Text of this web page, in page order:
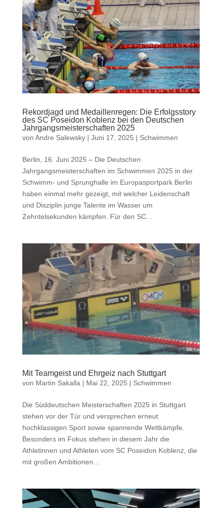
Rekordjagd und Medaillenregen: Die Erfolgsstory
des SC Poseidon Koblenz bei den Deutschen
Jahrgangsmeisterschaften 2025
von Andre Salewsky| Juni 17, 2025 | Schwimmen
Berlin, 16. Juni 2025 – Die Deutschen
Jahrgangsmeisterschaften im Schwimmen 2025 in der
Schwimm- und Sprunghalle im Europasportpark Berlin
haben einmal mehr gezeigt, mit welcher Leidenschaft
und Disziplin junge Talente im Wasser um
Zehntelsekunden kämpfen. Für den SC...
Mit Teamgeist und Ehrgeiz nach Stuttgart
von Martin Sakalla | Mai 22, 2025 | Schwimmen
Die Süddeutschen Meisterschaften 2025 in Stuttgart
stehen vor der Tür und versprechen erneut
hochklassigen Sport sowie spannende Wettkämpfe.
Besonders im Fokus stehen in diesem Jahr die
Athletinnen und Athleten vom SC Poseidon Koblenz, die
mit großen Ambitionen...